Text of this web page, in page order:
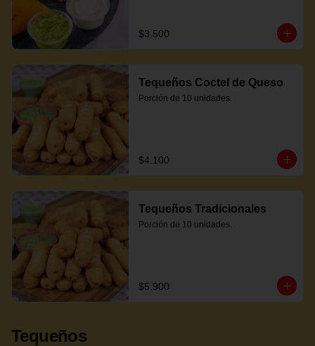
$3.500
Tequeños Coctel de Queso
Porción de 10 unidades.
$4.100
Tequeños Tradicionales
Porción de 10 unidades.
$5.900
Tequeños